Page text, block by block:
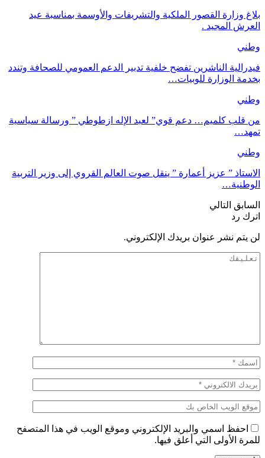
بلاغ وزارة القصور الملكية والتشريفات والأوسمة بمناسبة عيد
العرش المجيد .
وطني
فيدرالية الناشرين تفضح خلفية تدبير الدعم العمومي للصحافة وتندد
بخدمة الوزارة للوبيات…
وطني
من قلب كلميم… دعم قوي” لعبد الإله ازطوطي ” ورسالة سياسية
تمهد…
وطني
الاستاذ ” عزيز أعمارة ” ينقل صوت العالم القروي إلى وزير التربية
الوطنية…
السابق التالي
اترك رد
لن يتم نشر عنوان بريدك الإلكتروني.
احفظ اسمي والبريد الإلكتروني وموقع الويب في هذا المتصفح
للمرة الأولى التي أعلق فيها.